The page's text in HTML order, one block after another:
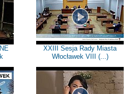
XXIII Sesja Rady Miasta
Włocławek VIII (...)